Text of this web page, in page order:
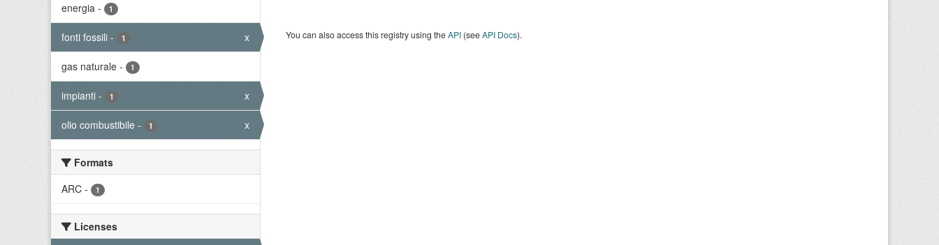
energia - 1
fonti fossili - 1 x
gas naturale - 1
impianti - 1 x
olio combustibile - 1 x
Formats
ARC - 1
Licenses
You can also access this registry using theAPI(seeAPI Docs).